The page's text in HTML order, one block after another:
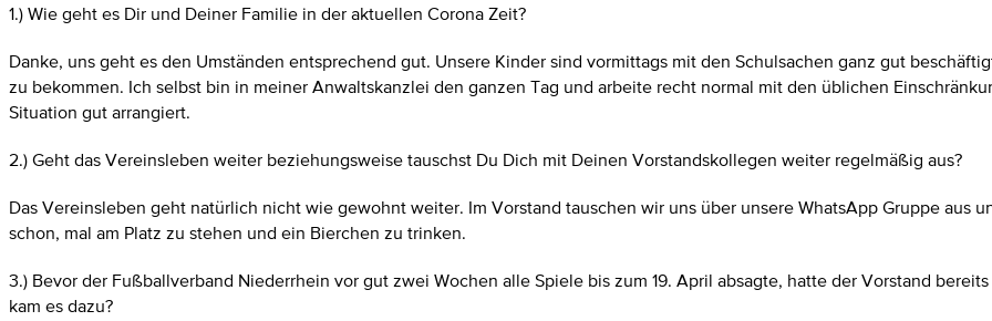
1.) Wie geht es Dir und Deiner Familie in der aktuellen Corona Zeit?
Danke, uns geht es den Umständen entsprechend gut. Unsere Kinder sind vormittags mit den Schulsachen ganz gut
zu bekommen. Ich selbst bin in meiner Anwaltskanzlei den ganzen Tag und arbeite recht normal mit den üblichen
Situation gut arrangiert.
2.) Geht das Vereinsleben weiter beziehungsweise tauschst Du Dich mit Deinen Vorstandskollegen weiter regelmäßig aus?
Das Vereinsleben geht natürlich nicht wie gewohnt weiter. Im Vorstand tauschen wir uns über unsere WhatsApp Gruppe
schon, mal am Platz zu stehen und ein Bierchen zu trinken.
3.) Bevor der Fußballverband Niederrhein vor gut zwei Wochen alle Spiele bis zum 19. April absagte, hatte der Vorstand
kam es dazu?